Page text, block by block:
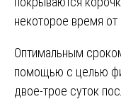
некоторое время от
Оптимальным
помощью с целью
двое-трое суток